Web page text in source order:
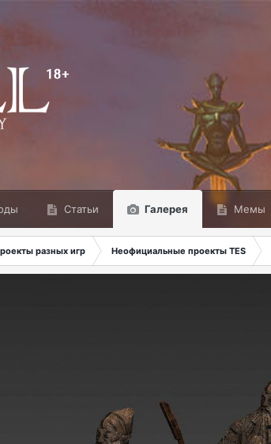
Статьи Галерея Мемы
разных игр Неофициальные проекты TES